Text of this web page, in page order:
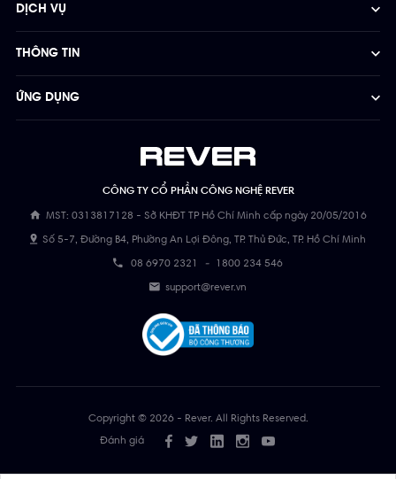
CÔNG TY CỔ PHẦN CÔNG NGHỆ REVER
MST: 0313817128 - Sở KHĐT TP Hồ Chí Minh cấp ngày 20/05/2016
Số 5-7, Đường B4, Phường An Lợi Đông, TP. Thủ Đức, TP. Hồ Chí Minh
08 6970 2321 - 1800 234 546
support@rever.vn
DỊCH VỤ
THÔNG TIN
ỨNG DỤNG
Copyright © 2026 - Rever. All Rights Reserved.
Đánh giá